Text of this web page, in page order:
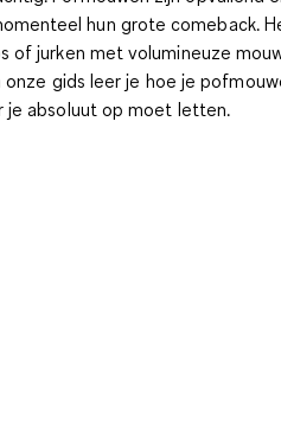
hun grote comeback.
of jurken met volumineuze
gids leer je hoe je
je absoluut op moet letten.